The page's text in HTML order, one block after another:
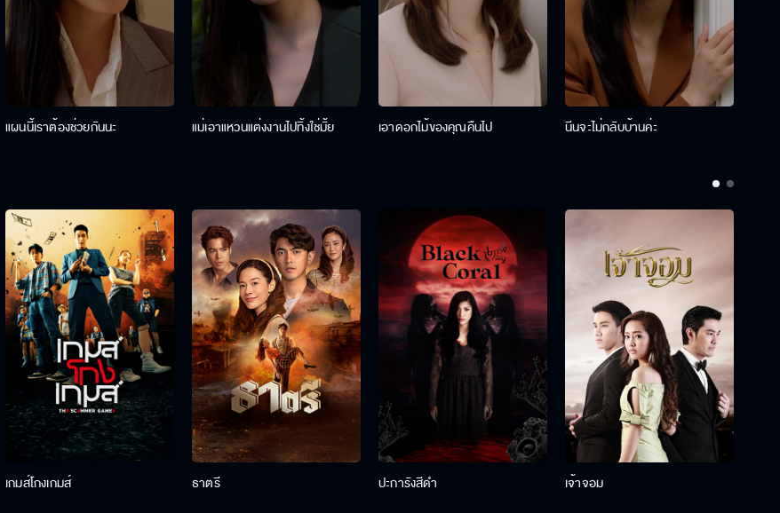
แผนนี้เราต้องช่วยกันนะ แม่เอาแหวนแต่งงานไปทิ้งใช่มั้ย เอาดอกไม้ของคุณคืนไป นีนจะไม่กลับบ้านค่ะ
เกมส์โกงเกมส์ ธาตรี ปะการังสีดำ เจ้าจอม